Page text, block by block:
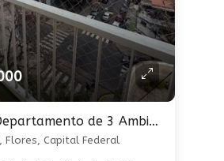
Excelente Departamento de 3 Ambientes con Balcón Al Frente en Flores
Flores, Capital Federal